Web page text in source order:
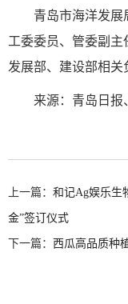
青岛市海洋发展
工委委员、管委副
发展部、建设部相关
来源：青岛日报
上一篇： 和记Ag娱乐生
金”签订仪式
下一篇： 西瓜高品质种